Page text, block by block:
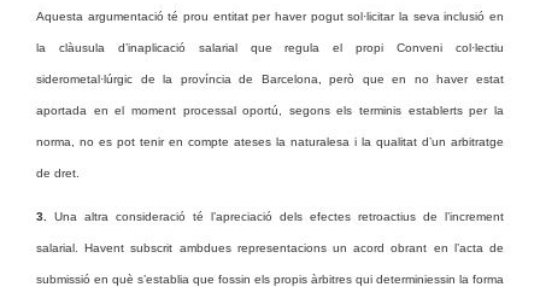
Aquesta argumentació té prou entitat per haver pogut sol·licitar la seva inclusió en
la clàusula d’inaplicació salarial que regula el propi Conveni col·lectiu
siderometal·lúrgic de la província de Barcelona, però que en no haver estat
aportada en el moment processal oportú, segons els terminis establerts per la
norma, no es pot tenir en compte ateses la naturalesa i la qualitat d’un arbitratge
de dret.
3. Una altra consideració té l’apreciació dels efectes retroactius de l’increment
salarial. Havent subscrit ambdues representacions un acord obrant en l’acta de
submissió en què s’establia que fossin els propis àrbitres qui determiniessin la forma